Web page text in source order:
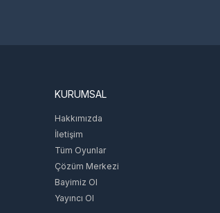
KURUMSAL
Hakkımızda
İletişim
Tüm Oyunlar
Çözüm Merkezi
Bayimiz Ol
Yayıncı Ol